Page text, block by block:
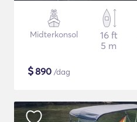
Midterkonsol
16 ft
5 m
$890 /dag